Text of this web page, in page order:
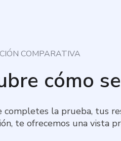
COMPARATIVA
cómo
completes la prueba, tus
te ofrecemos una vista